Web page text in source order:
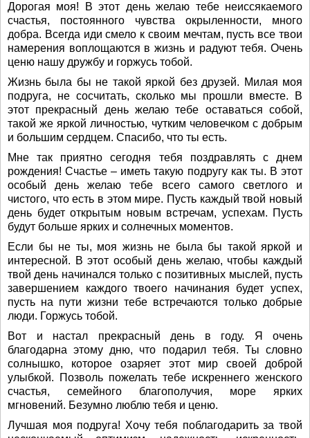
Дорогая моя! В этот день желаю тебе неиссякаемого
счастья, постоянного чувства окрыленности, много
добра. Всегда иди смело к своим мечтам, пусть все твои
намерения воплощаются в жизнь и радуют тебя. Очень
ценю нашу дружбу и горжусь тобой.
Жизнь была бы не такой яркой без друзей. Милая моя
подруга, не сосчитать, сколько мы прошли вместе. В
этот прекрасный день желаю тебе оставаться собой,
такой же яркой личностью, чутким человечком с добрым
и большим сердцем. Спасибо, что ты есть.
Мне так приятно сегодня тебя поздравлять с днем
рождения! Счастье – иметь такую подругу как ты. В этот
особый день желаю тебе всего самого светлого и
чистого, что есть в этом мире. Пусть каждый твой новый
день будет открытым новым встречам, успехам. Пусть
будут больше ярких и солнечных моментов.
Если бы не ты, моя жизнь не была бы такой яркой и
интересной. В этот особый день желаю, чтобы каждый
твой день начинался только с позитивных мыслей, пусть
завершением каждого твоего начинания будет успех,
пусть на пути жизни тебе встречаются только добрые
люди. Горжусь тобой.
Вот и настал прекрасный день в году. Я очень
благодарна этому дню, что подарил тебя. Ты словно
солнышко, которое озаряет этот мир своей доброй
улыбкой. Позволь пожелать тебе искреннего женского
счастья, семейного благополучия, море ярких
мгновений. Безумно люблю тебя и ценю.
Лучшая моя подруга! Хочу тебя поблагодарить за твой